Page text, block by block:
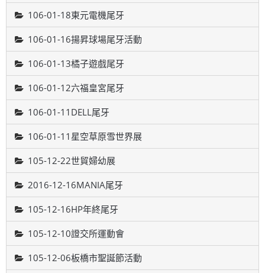
106-01-18東元電機尾牙
106-01-16揚昇球場尾牙活動
106-01-13橘子遊戲尾牙
106-01-12六福皇宮尾牙
106-01-11DELL尾牙
106-01-11星空草原雪世界展
105-12-22世貿婦幼展
2016-12-16MANIA尾牙
105-12-16HP年終尾牙
105-12-10證交所運動會
105-12-06板橋市聖誕節活動